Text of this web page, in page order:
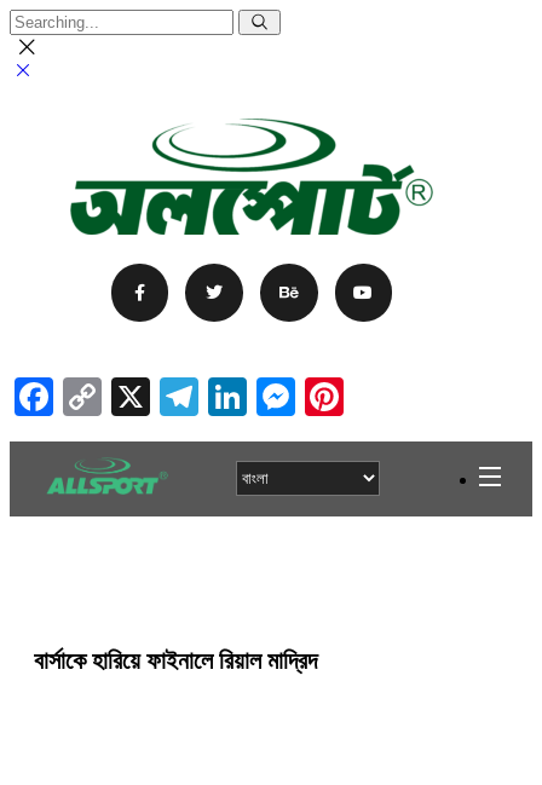
Facebook
Copy
Link
X Telegram
LinkedIn
Messenger
বার্সাকে হারিয়ে ফাইনালে রিয়াল মাদ্রিদ